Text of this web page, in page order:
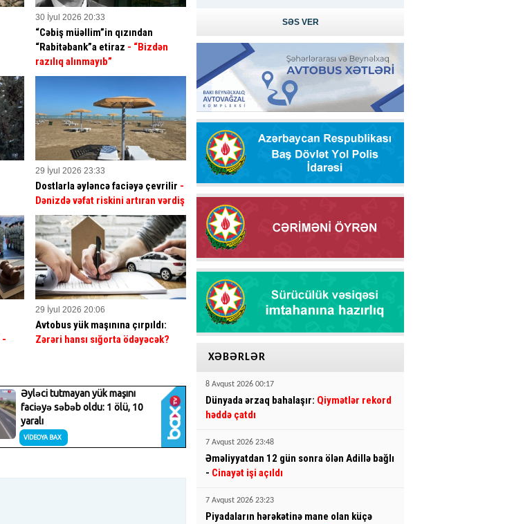
30 İyul 2026 20:33
“Cəbiş müəllim”in qızından
“Rabitəbank”a etiraz - “Bizdən
razılıq alınmayıb”
29 İyul 2026 23:33
Dostlarla əyləncə faciəyə çevrilir -
Dənizdə vəfat riskini artıran vərdiş
-
29 İyul 2026 20:06
Avtobus yük maşınına çırpıldı:
Zərəri hansı sığorta ödəyəcək?
XƏBƏRLƏR
8 Avqust 2026 00:17
Dünyada ərzaq bahalaşır: Qiymətlər rekord
həddə çatdı
7 Avqust 2026 23:48
Əməliyyatdan 12 gün sonra ölən Adillə bağlı
- Cinayət işi açıldı
7 Avqust 2026 23:23
Piyadaların hərəkətinə mane olan küçə